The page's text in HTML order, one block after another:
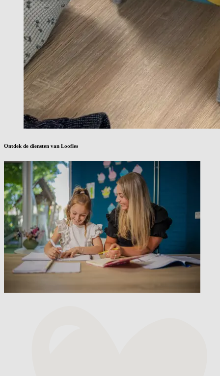
Ontdek de diensten van Loofles